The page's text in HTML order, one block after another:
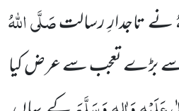
نے تاجدارِ رسالتصَلَّی اللّٰہُ
بڑے تعجب سے عرض کیا